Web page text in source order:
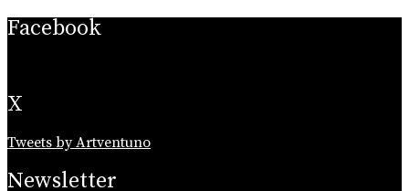
Facebook
X
Tweets by Artventuno
Newsletter